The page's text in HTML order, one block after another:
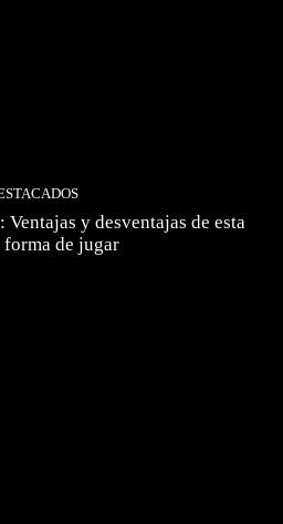
y desventajas de esta
forma de jugar